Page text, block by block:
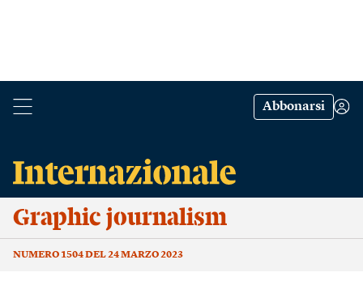
Abbonarsi
Graphic journalism
NUMERO 1504 DEL 24 MARZO 2023